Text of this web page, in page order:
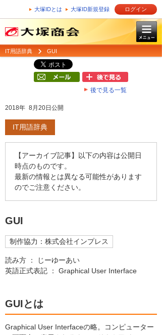
大塚IDとは 大塚ID新規登録 ログイン
IT用語辞典 GUI
後で見る一覧
2018年 8月20日公開
IT用語辞典
【アーカイブ記事】以下の内容は公開日
時点のものです。
最新の情報とは異なる可能性があります
のでご注意ください。
GUI
制作協力：株式会社インプレス
読み方 ： じーゆーあい
英語正式表記 ： Graphical User Interface
GUIとは
Graphical User Interfaceの略。コンピューター